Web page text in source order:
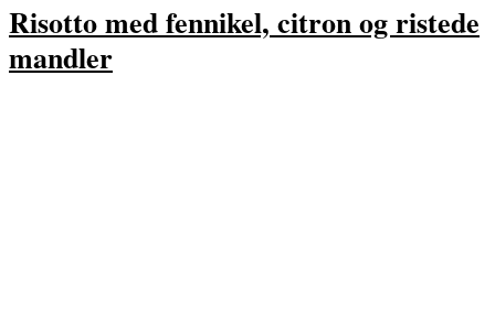
Risotto med fennikel, citron og ristede
mandler